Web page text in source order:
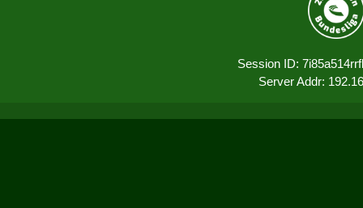
Session ID:
Server Addr: